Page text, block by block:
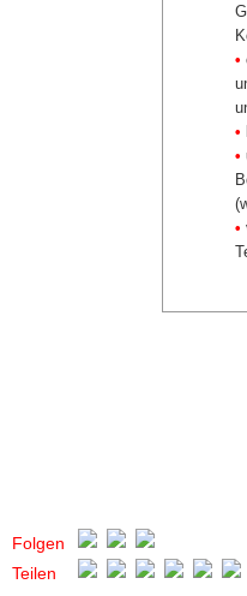
Folgen
Teilen
•
•
•
•